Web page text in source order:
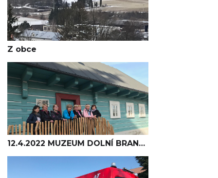
Z obce
12.4.2022 MUZEUM DOLNÍ BRANNÁ -Dámský klub